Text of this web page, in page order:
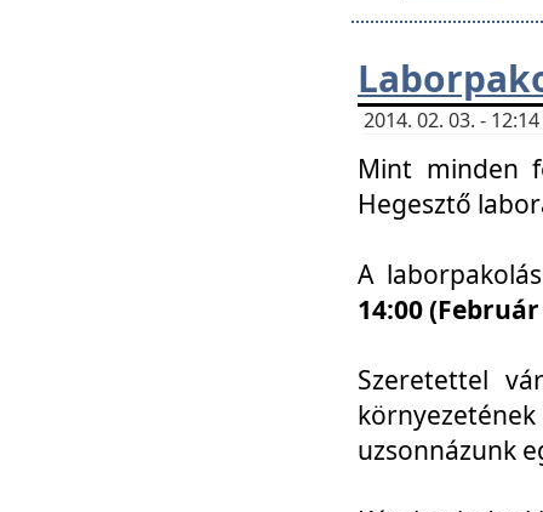
2014. 02. 03. -
Mint minden
Hegesztő
A
14:00
Szeretettel
uzsonnázunk